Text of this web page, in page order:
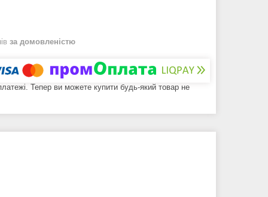
за домовленістю
Тепер ви можете купити будь-який товар не